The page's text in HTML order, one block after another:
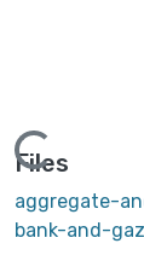
Loading...
Files
aggregate-
bank-and-